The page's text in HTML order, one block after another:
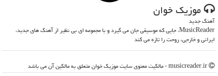
موزیك خوان
آهنگ جدید
MusicReader، جایی که موسیقی جان می گیرد و با مجموعه ای بی نظیر از آهنگ های جدید،
ایرانی و خارجی، روحت را تازه می کند